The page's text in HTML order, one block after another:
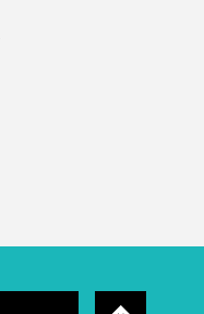
Naar